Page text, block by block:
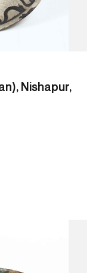
Nishapur,